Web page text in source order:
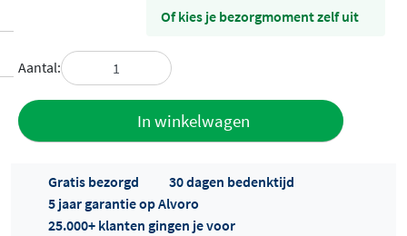
Of kies je bezorgmoment zelf uit
Aantal:
In winkelwagen
Gratis bezorgd
30 dagen bedenktijd
5 jaar garantie op Alvoro
25.000+ klanten gingen je voor